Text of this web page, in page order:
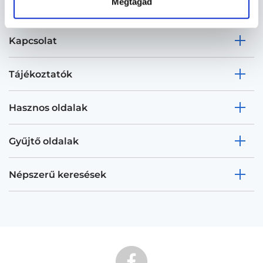
Kapcsolat
Tájékoztatók
Hasznos oldalak
Gyűjtő oldalak
Népszerű keresések